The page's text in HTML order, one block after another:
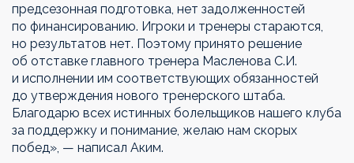
предсезонная подготовка, нет задолженностей
по финансированию. Игроки и тренеры стараются,
но результатов нет. Поэтому принято решение
об отставке главного тренера Масленова С.И.
и исполнении им соответствующих обязанностей
до утверждения нового тренерского штаба.
Благодарю всех истинных болельщиков нашего клуба
за поддержку и понимание, желаю нам скорых
побед», — написал Аким.